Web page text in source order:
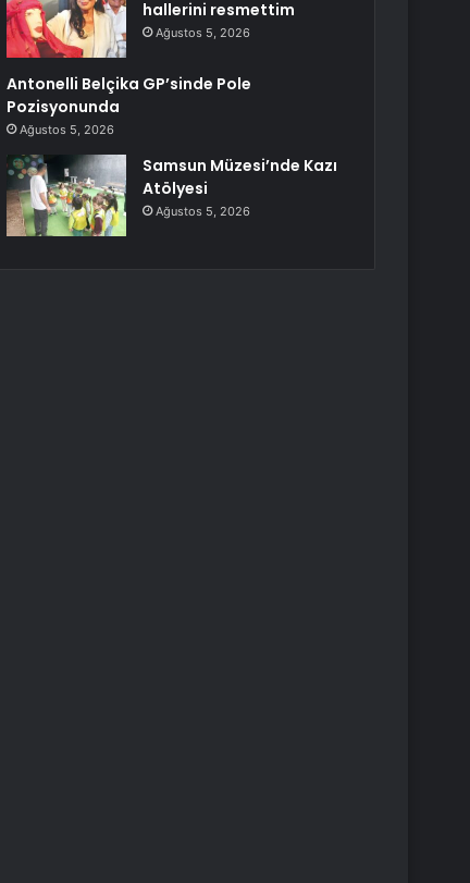
hallerini resmettim
Ağustos 5, 2026
Antonelli Belçika GP’sinde Pole
Pozisyonunda
Ağustos 5, 2026
Samsun Müzesi’nde Kazı
Atölyesi
Ağustos 5, 2026